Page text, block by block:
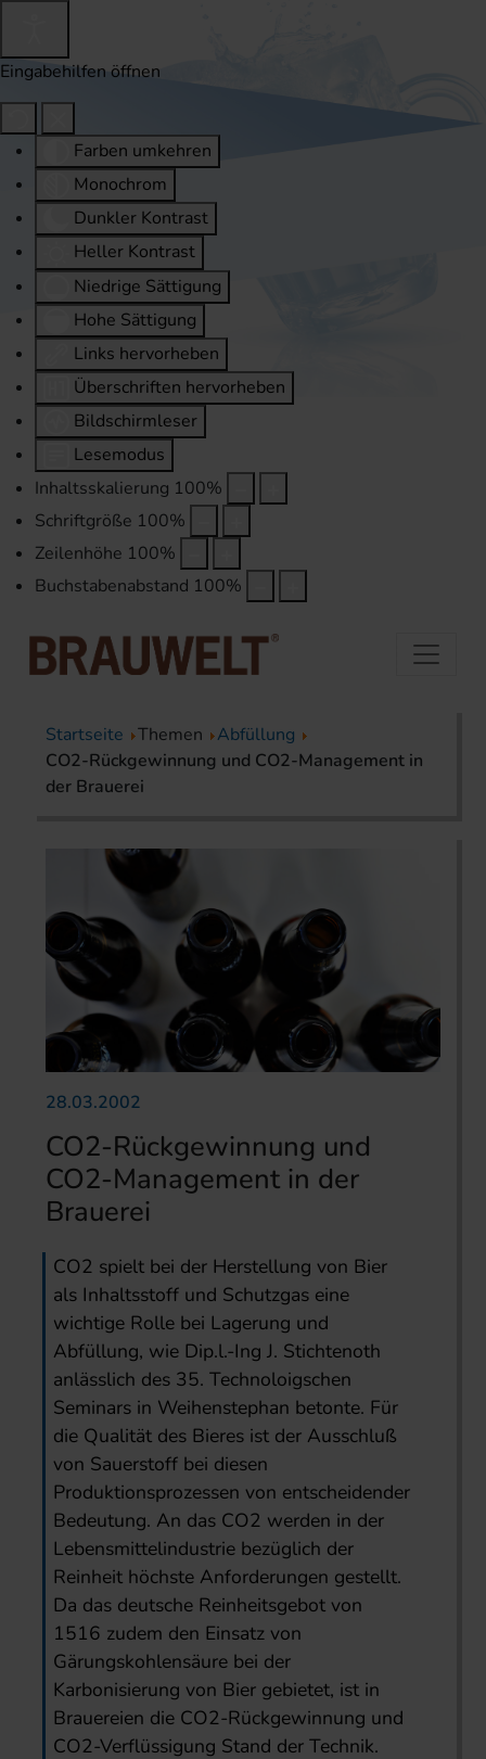
Eingabehilfen öffnen
Farben umkehren
Monochrom
Dunkler Kontrast
Heller Kontrast
Niedrige Sättigung
Hohe Sättigung
Links hervorheben
Überschriften hervorheben
Bildschirmleser
Lesemodus
Inhaltsskalierung 100%
Schriftgröße 100%
Zeilenhöhe 100%
Buchstabenabstand 100%
Startseite Themen
Abfüllung
CO2-Rückgewinnung und CO2-Management in
der Brauerei
28.03.2002
CO2-Rückgewinnung und
CO2-Management in der
Brauerei
CO2 spielt bei der Herstellung von Bier
als Inhaltsstoff und Schutzgas eine
wichtige Rolle bei Lagerung und
Abfüllung, wie Dip.l.-Ing J. Stichtenoth
anlässlich des 35. Technoloigschen
Seminars in Weihenstephan betonte. Für
die Qualität des Bieres ist der Ausschluß
von Sauerstoff bei diesen
Produktionsprozessen von entscheidender
Bedeutung. An das CO2 werden in der
Lebensmittelindustrie bezüglich der
Reinheit höchste Anforderungen gestellt.
Da das deutsche Reinheitsgebot von
1516 zudem den Einsatz von
Gärungskohlensäure bei der
Karbonisierung von Bier gebietet, ist in
Brauereien die CO2-Rückgewinnung und
CO2-Verflüssigung Stand der Technik.